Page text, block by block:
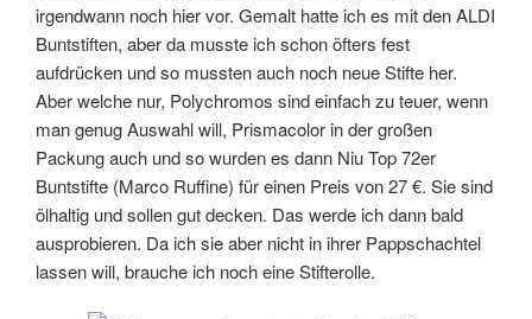
irgendwann noch hier vor. Gemalt hatte ich es mit den ALDI
Buntstiften, aber da musste ich schon öfters fest
aufdrücken und so mussten auch noch neue Stifte her.
Aber welche nur, Polychromos sind einfach zu teuer, wenn
man genug Auswahl will, Prismacolor in der großen
Packung auch und so wurden es dann Niu Top 72er
Buntstifte (Marco Ruffine) für einen Preis von 27 €. Sie sind
ölhaltig und sollen gut decken. Das werde ich dann bald
ausprobieren. Da ich sie aber nicht in ihrer Pappschachtel
lassen will, brauche ich noch eine Stifterolle.